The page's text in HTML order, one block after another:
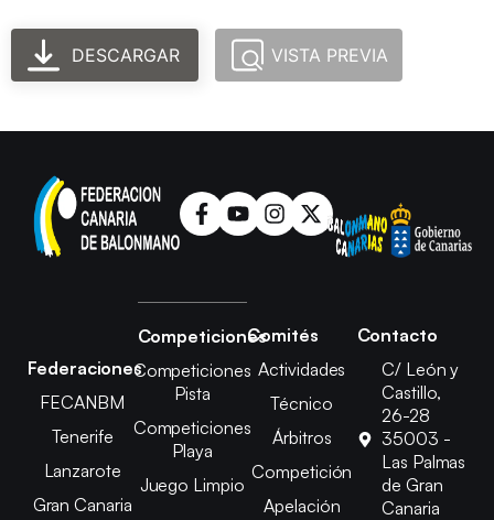
DESCARGAR VISTA PREVIA
Federaciones
FECANBM
Tenerife
Lanzarote
Gran Canaria
Competiciones
Competiciones
Pista
Competiciones
Playa
Juego Limpio
Comités
Actividades
Técnico
Árbitros
Competición
Apelación
Contacto
C/ León y
Castillo,
26-28
35003 -
Las Palmas
de Gran
Canaria